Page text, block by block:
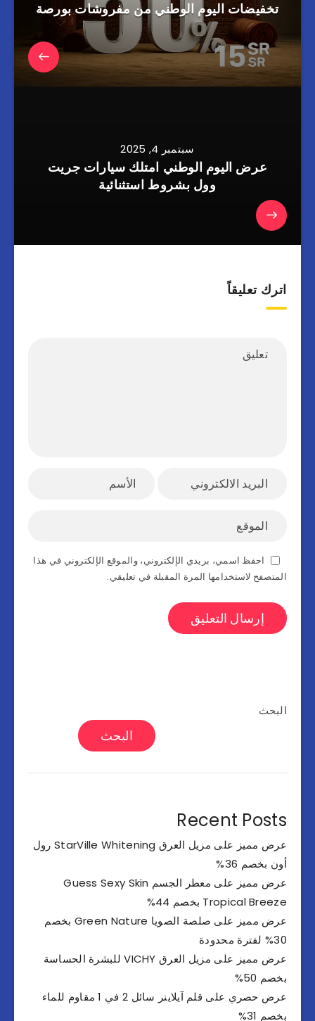
تخفيضات اليوم الوطني من مفروشات بورصة
سبتمبر 4, 2025
عرض اليوم الوطني امتلك سيارات جريت
وول بشروط استثنائية
اترك تعليقاً
احفظ اسمي، بريدي الإلكتروني، والموقع الإلكتروني في هذا
المتصفح لاستخدامها المرة المقبلة في تعليقي.
البحث
البحث
Recent Posts
عرض مميز على مزيل العرق StarVille Whitening رول
أون بخصم 36%
عرض مميز على معطر الجسم Guess Sexy Skin
Tropical Breeze بخصم 44%
عرض مميز على صلصة الصويا Green Nature بخصم
30% لفترة محدودة
عرض مميز على مزيل العرق VICHY للبشرة الحساسة
بخصم 50%
عرض حصري على قلم آيلاينر سائل 2 في 1 مقاوم للماء
بخصم 31%